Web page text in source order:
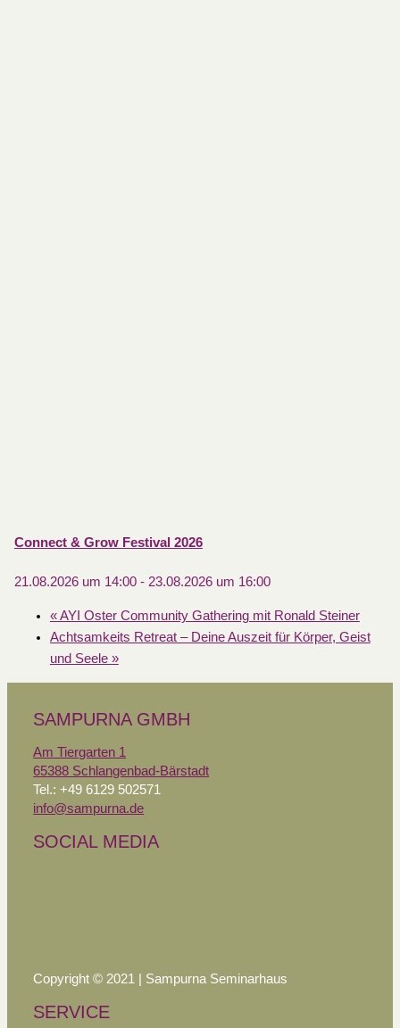
Connect & Grow Festival 2026
21.08.2026 um 14:00- 23.08.2026 um 16:00
«AYI Oster Community Gathering mit Ronald Steiner
Achtsamkeits Retreat – Deine Auszeit für Körper, Geist
und Seele »
SAMPURNA GMBH
Am Tiergarten 1
65388 Schlangenbad-Bärstadt
Tel.: +49 6129 502571
info@sampurna.de
SOCIAL MEDIA
Copyright © 2021 | Sampurna Seminarhaus
SERVICE